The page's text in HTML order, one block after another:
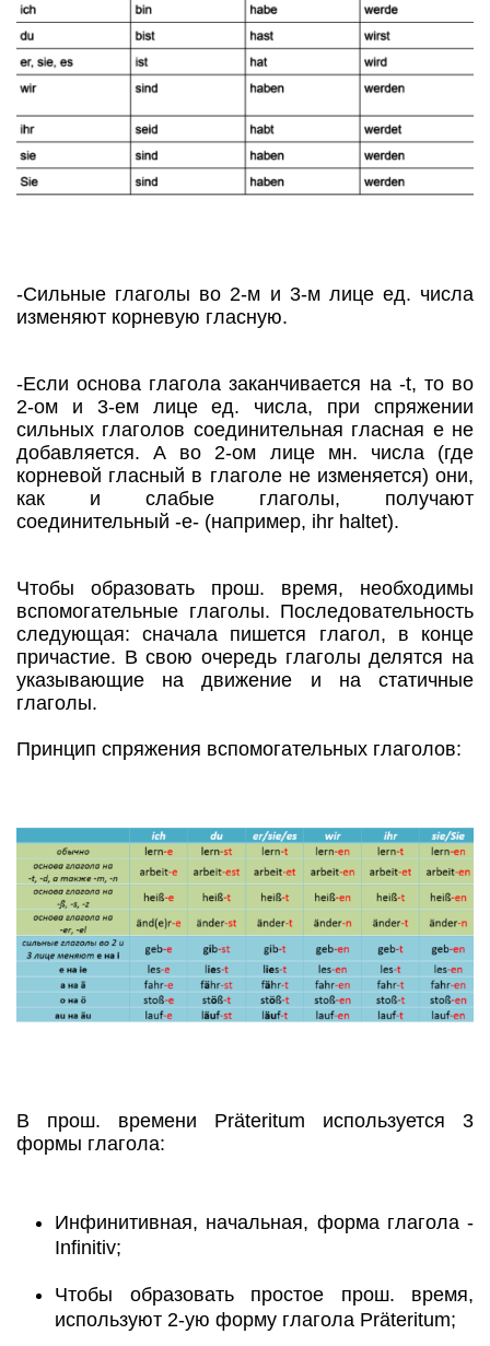
-Сильные глаголы во 2-м и 3-м лице ед. числа
изменяют корневую гласную.
-Если основа глагола заканчивается на -t, то во
2-ом и 3-ем лице ед. числа, при спряжении
сильных глаголов соединительная гласная е не
добавляется. А во 2-ом лице мн. числа (где
корневой гласный в глаголе не изменяется) они,
как и слабые глаголы, получают
соединительный -e- (например, ihr haltet).
Чтобы образовать прош. время, необходимы
вспомогательные глаголы. Последовательность
следующая: сначала пишется глагол, в конце
причастие. В свою очередь глаголы делятся на
указывающие на движение и на статичные
глаголы.
Принцип спряжения вспомогательных глаголов:
В прош. времени Präteritum используется 3
формы глагола:
Инфинитивная, начальная, форма глагола -
Infinitiv;
Чтобы образовать простое прош. время,
используют 2-ую форму глагола Präteritum;